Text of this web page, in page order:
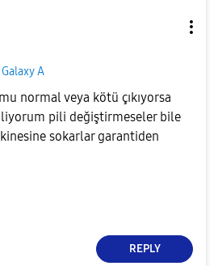
Galaxy A
normal veya kötü çıkıyorsa
pili değiştirmeseler bile
sokarlar garantiden
REPLY